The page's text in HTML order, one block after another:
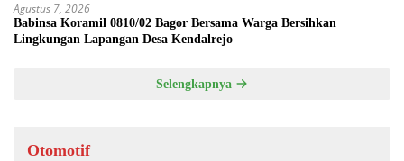
Agustus 7, 2026
Babinsa Koramil 0810/02 Bagor Bersama Warga Bersihkan
Lingkungan Lapangan Desa Kendalrejo
Selengkapnya
Otomotif